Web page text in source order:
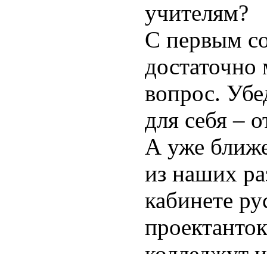
учителям?
С первым
достаточно
вопрос.
для себя –
А уже
из наших
кабинете